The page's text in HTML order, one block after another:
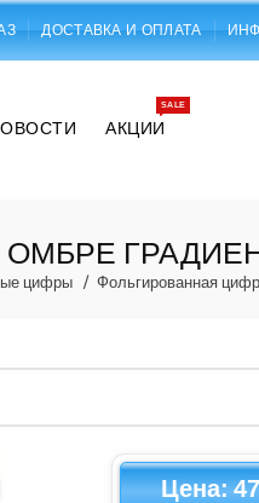
ДОСТАВКА И ОПЛАТА
АКЦИИ
SALE
цифры Фольгированная
Цена: